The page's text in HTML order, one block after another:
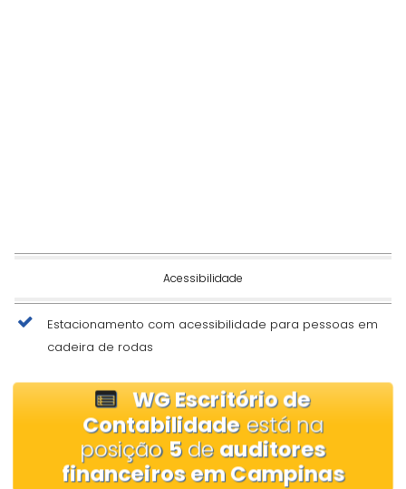
Acessibilidade
Estacionamento com acessibilidade para pessoas em
cadeira de rodas
WG Escritório de
Contabilidade está na
posição 5de auditores
financeiros em Campinas